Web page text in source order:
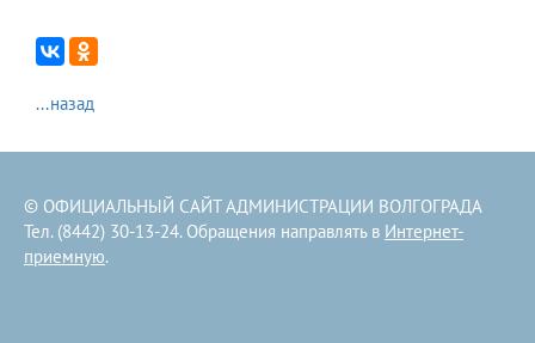
...назад
© ОФИЦИАЛЬНЫЙ САЙТ АДМИНИСТРАЦИИ ВОЛГОГРАДА
Тел. (8442) 30-13-24. Обращения направлять в Интернет-
приемную.